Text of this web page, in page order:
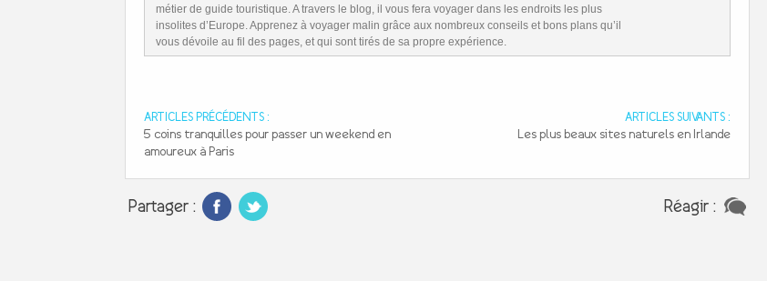
métier de guide touristique. A travers le blog, il vous fera voyager dans les endroits les plus
insolites d’Europe. Apprenez à voyager malin grâce aux nombreux conseils et bons plans qu’il
vous dévoile au fil des pages, et qui sont tirés de sa propre expérience.
ARTICLES PRÉCÉDENTS :
5 coins tranquilles pour passer un weekend en
amoureux à Paris
ARTICLES SUIVANTS :
Les plus beaux sites naturels en Irlande
Partager : Réagir :